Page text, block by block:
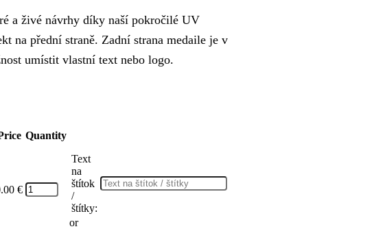
a živé návrhy díky naší pokročilé UV
na přední straně. Zadní strana medaile je v
umístit vlastní text nebo logo.
Quantity
€
Text
na
štítok
/
štítky:
or